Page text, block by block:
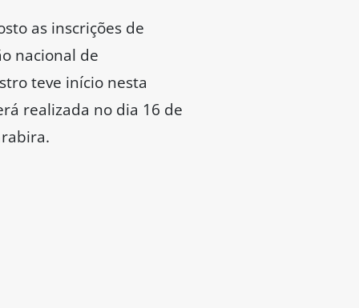
as inscrições de
nacional de
teve início nesta
realizada no dia 16 de